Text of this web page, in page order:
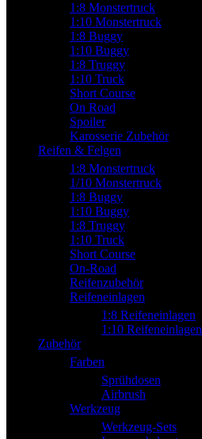
1:8 Monstertruck
1:10 Monstertruck
1:8 Buggy
1:10 Buggy
1:8 Truggy
1:10 Truck
Short Course
On Road
Spoiler
Karosserie Zubehör
Reifen & Felgen
1:8 Monstertruck
1/10 Monstertruck
1:8 Buggy
1:10 Buggy
1:8 Truggy
1:10 Truck
Short Course
On-Road
Reifenzubehör
Reifeneinlagen
1:8 Reifeneinlagen
1:10 Reifeneinlagen
Zubehör
Farben
Sprühdosen
Airbrush
Werkzeug
Werkzeug-Sets